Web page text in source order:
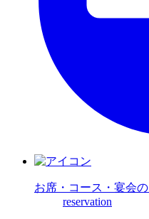
お席・コース・宴会の
reservation